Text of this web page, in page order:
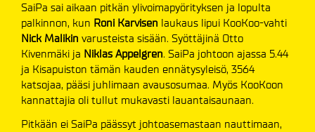
SaiPa sai aikaan pitkän ylivoimapyörityksen ja lopulta
palkinnon, kun Roni Karvisen laukaus lipui KooKoo-vahti
Nick Malikin varusteista sisään. Syöttäjinä Otto
Kivenmäki ja Niklas Appelgren. SaiPa johtoon ajassa 5.44
ja Kisapuiston tämän kauden ennätysyleisö, 3564
katsojaa, pääsi juhlimaan avausosumaa. Myös KooKoon
kannattajia oli tullut mukavasti lauantaisaunaan.
Pitkään ei SaiPa päässyt johtoasemastaan nauttimaan,